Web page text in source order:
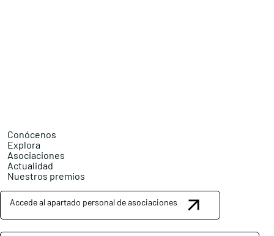
Conócenos
Explora
Asociaciones
Actualidad
Nuestros premios
Accede al apartado personal de asociaciones